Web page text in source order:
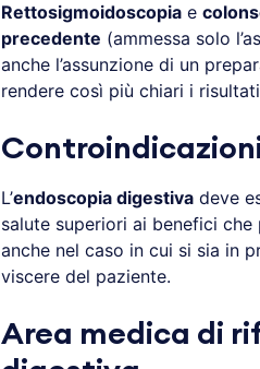
Rettosigmoidoscopiae
precedente (ammessa solo
anche l’assunzione di un
rendere così più chiari i
L’endoscopia digestivadeve
salute superiori ai benefici che
anche nel caso in cui si sia in
viscere del paziente.
Area medica di